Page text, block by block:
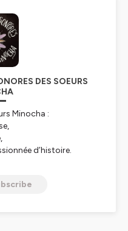
DES SOEURS
Minocha :
d’histoire.
singulières, dévoilent